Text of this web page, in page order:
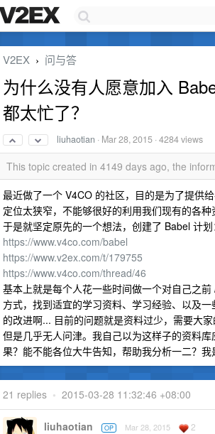
V2EX › 问与答
为什么没有人愿意加入
都太忙了？
liuhaotian · Mar 28, 2015 · 4284 views
This topic created in 4149 days ago, the
最近做了一个 V4CO 的社区，目的是为了提供
定位太狭窄，不能够很好的利用我们现有的各种
于是就坚定原先的一个想法，创建了 Babel 计划
https://www.v4co.com/babel
https://www.v2ex.com/t/179755
https://www.v4co.com/thread/46
基本上就是每个人花一些时间做一个对自己之
方式，找到适宜的学习资料、学习经验、以及
的改进啊... 目前的问题就是资料过少，需要大
但是几乎无人问津。我自己以为这样子的资料
果？能不能各位大牛告知，帮助我分析一二？我
21 replies • 2015-03-28 11:32:46 +08:00
liuhaotian OP Mar 28, 2015 2